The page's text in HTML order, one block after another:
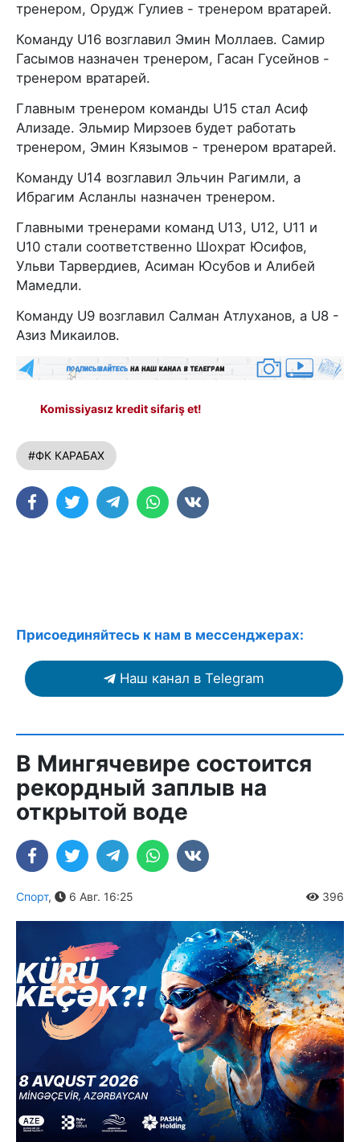
тренером, Орудж Гулиев - тренером вратарей.
Команду U16 возглавил Эмин Моллаев. Самир
Гасымов назначен тренером, Гасан Гусейнов -
тренером вратарей.
Главным тренером команды U15 стал Асиф
Ализаде. Эльмир Мирзоев будет работать
тренером, Эмин Кязымов - тренером вратарей.
Команду U14 возглавил Эльчин Рагимли, а
Ибрагим Асланлы назначен тренером.
Главными тренерами команд U13, U12, U11 и
U10 стали соответственно Шохрат Юсифов,
Ульви Тарвердиев, Асиман Юсубов и Алибей
Мамедли.
Команду U9 возглавил Салман Атлуханов, а U8 -
Азиз Микаилов.
Komissiyasız kredit sifariş et!
#ФК КАРАБАХ
Присоединяйтесь к нам в мессенджерах:
Наш канал в Telegram
В Мингячевире состоится
рекордный заплыв на
открытой воде
Спорт, 6 Авг. 16:25 396